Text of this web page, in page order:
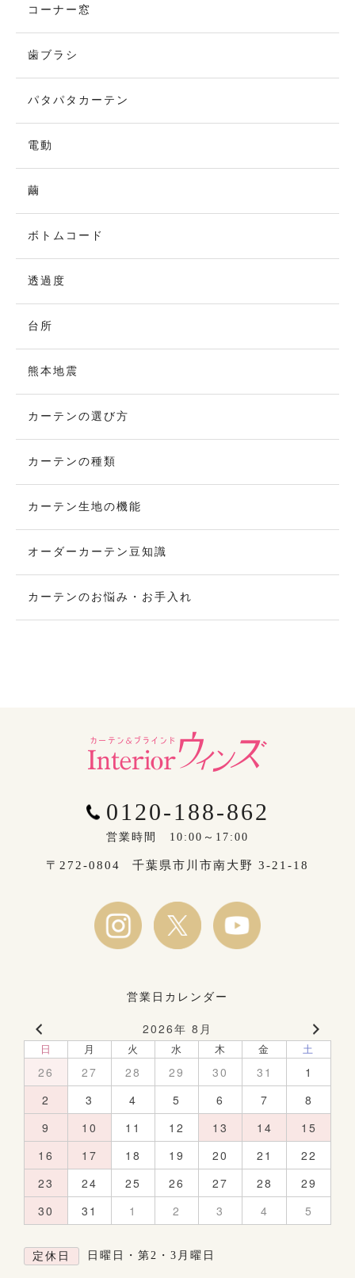
コーナー窓
歯ブラシ
パタパタカーテン
電動
繭
ボトムコード
透過度
台所
熊本地震
カーテンの選び方
カーテンの種類
カーテン生地の機能
オーダーカーテン豆知識
カーテンのお悩み・お手入れ
0120-188-862
営業時間 10:00～17:00
〒272-0804 千葉県市川市南大野 3-21-18
営業日カレンダー
2026年 8月
日 月 火 水 木 金 土
26 27 28 29 30 31
1
2
3 4 5 6 7
8
9
10 11 12 13 14
15
16
17 18 19 20 21
22
23
24 25 26 27 28
29
30
31 1 2 3 4 5
定休日 日曜日・第2・3月曜日